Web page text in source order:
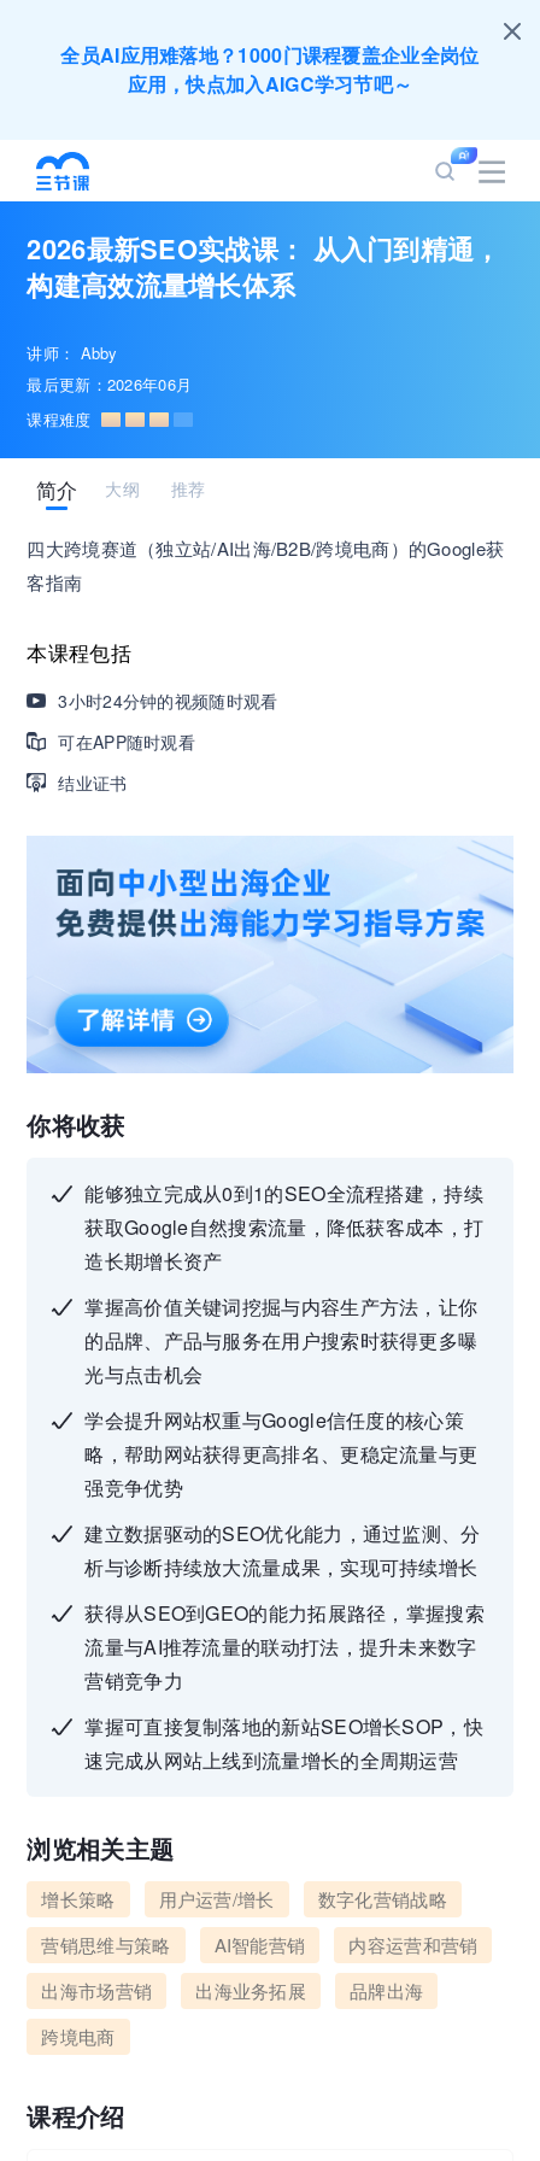
全员AI应用难落地？1000门课程覆盖企业全岗位
应用，快点加入AIGC学习节吧～
200+门DeepSeek应用课程免费体验，快带团队
培训人只给员工找学习资源，却忘记自己也要成长
提升？90天免费学习期限只为培训人开放
出海业务到底要落地哪些国家才合适？国别文化与
扶持政策均在这里能找到
企业正处于快速成长期，但员工能力跟不上发展？
8000门课程解决成长型企业所有岗位技能差距
营销获客｜流量转化｜数据驱动｜销售赢单 4000
AI职场发展实战课：深度解读AI在不同职业场景下
🔥精选10门AI王牌课：助你成功入行AI岗位，🚀
三节课X工信部AI岗位能力认证 · 全国合伙人招
募！
2026最新SEO实战课： 从入门到精通，
构建高效流量增长体系
讲师： Abby
最后更新：2026年06月
课程难度
简介 大纲 推荐
四大跨境赛道（独立站/AI出海/B2B/跨境电商）的Google获
客指南
本课程包括
3小时24分钟的视频随时观看
可在APP随时观看
结业证书
你将收获
能够独立完成从0到1的SEO全流程搭建，持续
获取Google自然搜索流量，降低获客成本，打
造长期增长资产
掌握高价值关键词挖掘与内容生产方法，让你
的品牌、产品与服务在用户搜索时获得更多曝
光与点击机会
学会提升网站权重与Google信任度的核心策
略，帮助网站获得更高排名、更稳定流量与更
强竞争优势
建立数据驱动的SEO优化能力，通过监测、分
析与诊断持续放大流量成果，实现可持续增长
获得从SEO到GEO的能力拓展路径，掌握搜索
流量与AI推荐流量的联动打法，提升未来数字
营销竞争力
掌握可直接复制落地的新站SEO增长SOP，快
速完成从网站上线到流量增长的全周期运营
浏览相关主题
增长策略 用户运营/增长
数字化营销战略
营销思维与策略
AI智能营销
内容运营和营销
出海市场营销
出海业务拓展
品牌出海
跨境电商
课程介绍